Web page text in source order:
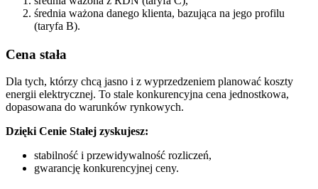
średnia ważona danego klienta, bazująca na jego profilu
(taryfa B).
Cena stała
Dla tych, którzy chcą jasno i z wyprzedzeniem planować koszty
energii elektrycznej. To stale konkurencyjna cena jednostkowa,
dopasowana do warunków rynkowych.
Dzięki Cenie Stałej zyskujesz:
stabilność i przewidywalność rozliczeń,
gwarancję konkurencyjnej ceny.